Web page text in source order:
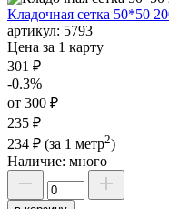
Кладочная сетка 50*50
артикул: 5793
Цена за 1 карту
301 ₽
-0.3%
от 300 ₽
235 ₽
234 ₽ (за 1 метр2)
Наличие: много